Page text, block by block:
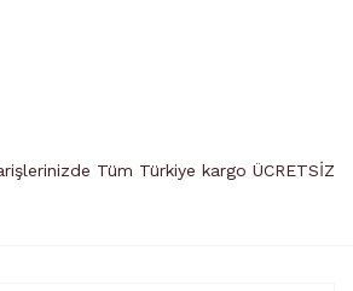
Tüm Türkiye kargo ÜCRETSİZ